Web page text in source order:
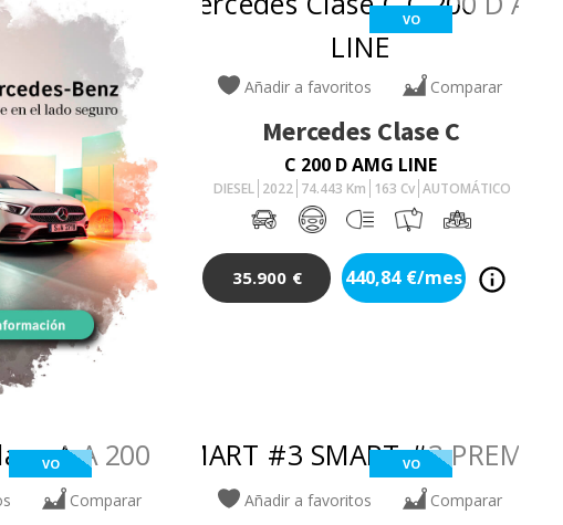
VO
Añadir a favoritos Comparar
Mercedes Clase C
C 200 D AMG LINE
DIESEL 2022 74.443 Km 163 Cv AUTOMÁTICO
35.900 € 440,84 €/mes
VO
Comparar
VO
Añadir a favoritos Comparar